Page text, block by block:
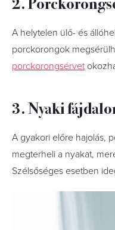
A helytelen ülő- és
porckorongok
porckorongsérvet
3. Nyaki
A gyakori előre hajolás,
megterheli a nyakat,
Szélsőséges esetben